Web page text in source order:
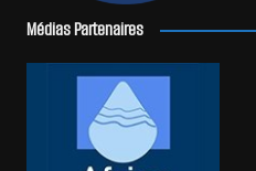
Médias Partenaires